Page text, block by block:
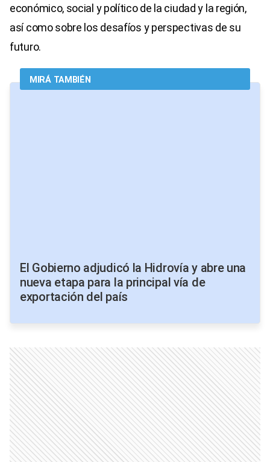
económico, social y político de la ciudad y la región,
así como sobre los desafíos y perspectivas de su
futuro.
MIRÁ TAMBIÉN
El Gobierno adjudicó la Hidrovía y abre una
nueva etapa para la principal vía de
exportación del país